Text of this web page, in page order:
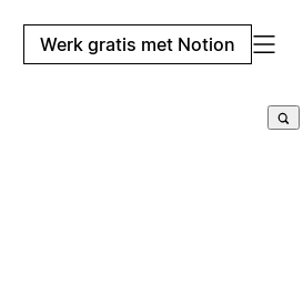
Werk gratis met Notion